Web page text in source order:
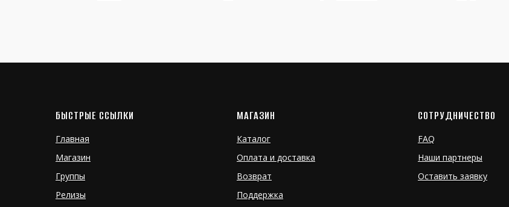
БЫСТРЫЕ ССЫЛКИ
Главная
Магазин
Группы
Релизы
МАГАЗИН
Каталог
Оплата и доставка
Возврат
Поддержка
СОТРУДНИЧЕСТВО
FAQ
Наши партнеры
Оставить заявку